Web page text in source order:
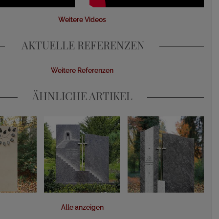
Weitere Videos
AKTUELLE REFERENZEN
Weitere Referenzen
ÄHNLICHE ARTIKEL
Alle anzeigen